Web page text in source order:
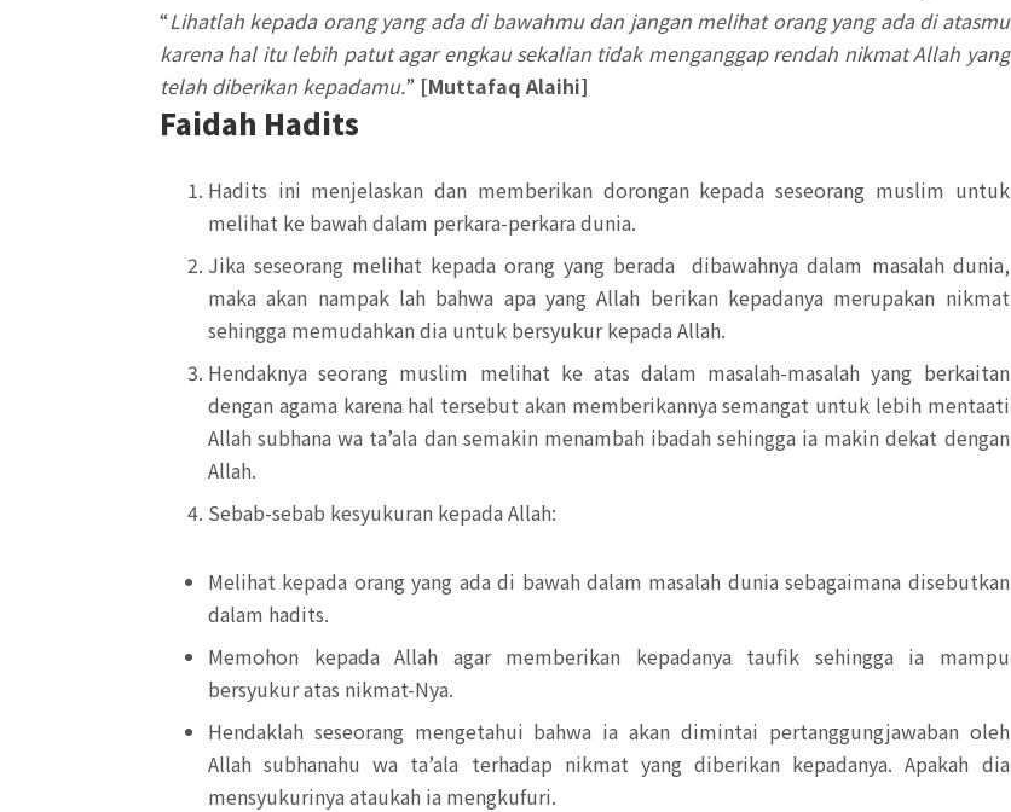
“Lihatlah kepada orang yang ada di bawahmu dan jangan melihat orang yang ada di atasmu
karena hal itu lebih patut agar engkau sekalian tidak menganggap rendah nikmat Allah yang
telah diberikan kepadamu.” [Muttafaq Alaihi]
Faidah Hadits
Hadits ini menjelaskan dan memberikan dorongan kepada seseorang muslim untuk
melihat ke bawah dalam perkara-perkara dunia.
Jika seseorang melihat kepada orang yang berada dibawahnya dalam masalah dunia,
maka akan nampak lah bahwa apa yang Allah berikan kepadanya merupakan nikmat
sehingga memudahkan dia untuk bersyukur kepada Allah.
Hendaknya seorang muslim melihat ke atas dalam masalah-masalah yang berkaitan
dengan agama karena hal tersebut akan memberikannya semangat untuk lebih mentaati
Allah subhana wa ta’ala dan semakin menambah ibadah sehingga ia makin dekat dengan
Allah.
Sebab-sebab kesyukuran kepada Allah:
Melihat kepada orang yang ada di bawah dalam masalah dunia sebagaimana disebutkan
dalam hadits.
Memohon kepada Allah agar memberikan kepadanya taufik sehingga ia mampu
bersyukur atas nikmat-Nya.
Hendaklah seseorang mengetahui bahwa ia akan dimintai pertanggungjawaban oleh
Allah subhanahu wa ta’ala terhadap nikmat yang diberikan kepadanya. Apakah dia
mensyukurinya ataukah ia mengkufuri.